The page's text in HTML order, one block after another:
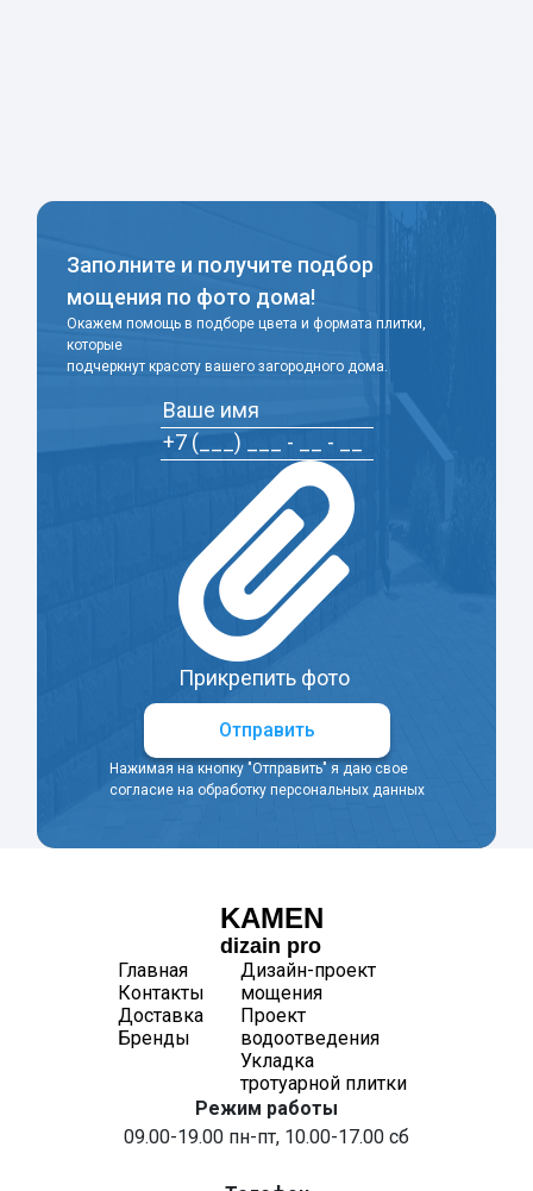
Заполните и получите подбор
мощения по фото дома!
Окажем помощь в подборе цвета и формата плитки,
которые
подчеркнут красоту вашего загородного дома.
Прикрепить фото
Отправить
Нажимая на кнопку "Отправить" я даю свое
согласие на обработку персональных данных
KAMEN
dizain pro
Главная
Контакты
Доставка
Бренды
Дизайн-проект
мощения
Проект
водоотведения
Укладка
тротуарной плитки
Режим работы
09.00-19.00 пн-пт, 10.00-17.00 сб